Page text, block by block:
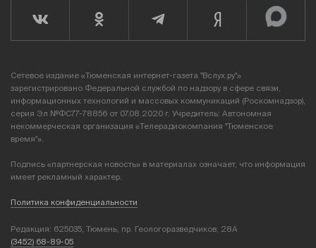
Сетевое издание «Тюменская интернет-газета "Вслух.ру"»
зарегистрировано Федеральной службой по надзору в сфере связи,
информационных технологий и массовых коммуникаций (Роскомнадзор),
серия Эл №ФС77-78856 от 07.08.2020 г. Учредитель: Автономная
некоммерческая организация «Телерадиокомпания "Тюменское
время"».
Подпись «партнерская новость» в материалах означает, что информация
имеет рекламный характер.
Политика конфиденциальности
Редакция: 625035, Тюмень, пр. Геологоразведчиков, 28А
(3452) 68-89-05